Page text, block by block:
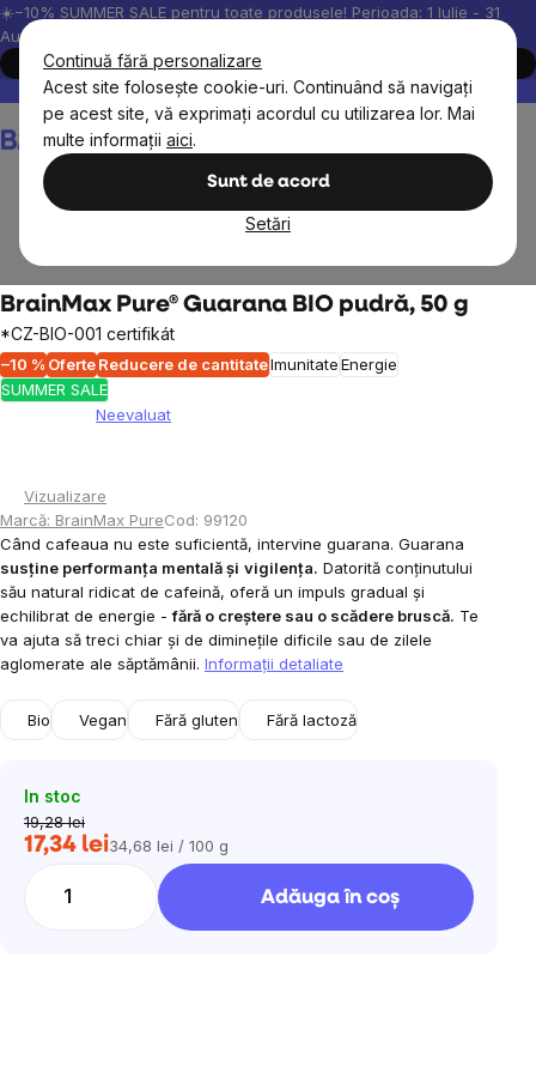
Continuă fără personalizare
Acest site folosește cookie-uri. Continuând să navigați
pe acest site, vă exprimați acordul cu utilizarea lor. Mai
multe informații aici.
Sunt de acord
Setări
Treci
la
conținut
☀️−10% SUMMER SALE pentru toate produsele! Perioada: 1 Iulie - 31
August, 2026.
Cumpără acum
Peste 200.000 de recenzii verificate
Produsele noastre sunt
Coş
de
BrainMax Pure® Guarana BIO pudră, 50 g
*CZ-BIO-001 certifikát
–10 % OferteReducere de cantitateImunitateEnergie
SUMMER SALE
produsului
este
0,0
din
5
stele.
Neevaluat
Vizualizare
Marcă: BrainMax PureCod: 99120
Când cafeaua nu este suficientă, intervine guarana. Guarana
susține performanța mentală și vigilența. Datorită conținutului
său natural ridicat de cafeină, oferă un impuls gradual și
echilibrat de energie -fără o creștere sau o scădere bruscă. Te
va ajuta să treci chiar și de diminețile dificile sau de zilele
aglomerate ale săptămânii. Informaţii detaliate
Bio Vegan Fără gluten Fără lactoză
In stoc
19,28 lei
17,34 leiEvaluare
34,68 lei / 100 g
Adăuga în coş